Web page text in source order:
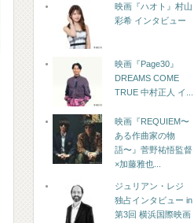
映画『ハオト』村山
彩希 インタビュー
映画『Page30』
DREAMS COME
TRUE 中村正人 イ...
映画『REQUIEM〜
ある作曲家の物
語〜』菅野祐悟監督
×加藤雅也...
ジュリアン・レジ
独占インタビュー in
第3回 横浜国際映画